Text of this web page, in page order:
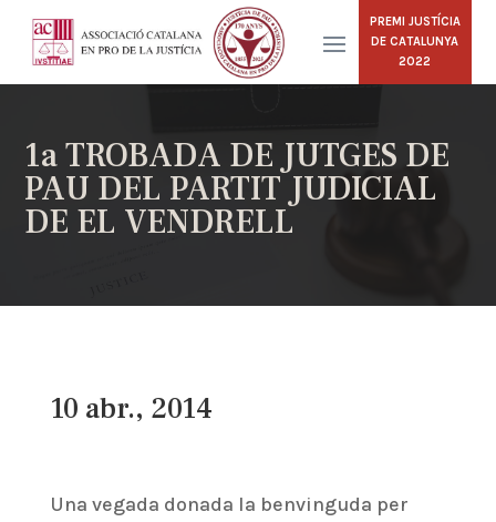
PREMI JUSTÍCIA
DE CATALUNYA
2022
1a TROBADA DE JUTGES DE
PAU DEL PARTIT JUDICIAL
DE EL VENDRELL
10 abr., 2014
Una vegada donada la benvinguda per